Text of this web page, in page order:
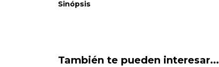
También te pueden interesar...